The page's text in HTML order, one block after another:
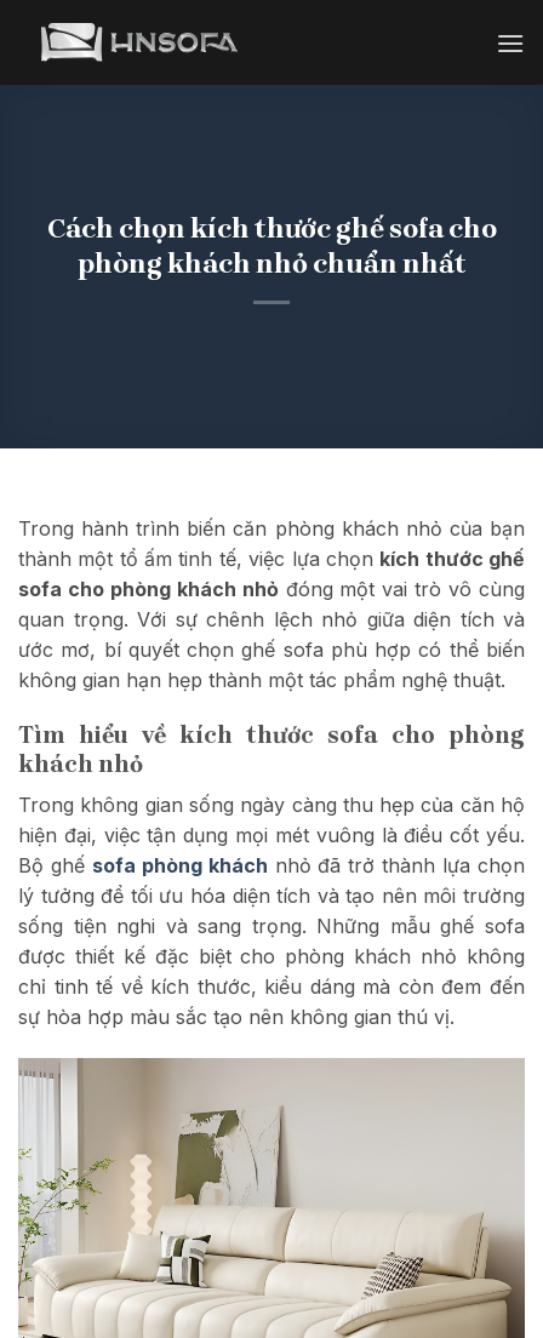
Cách chọn kích thước ghế sofa cho
phòng khách nhỏ chuẩn nhất
Trong hành trình biến căn phòng khách nhỏ của bạn
thành một tổ ấm tinh tế, việc lựa chọn kích thước ghế
sofa cho phòng khách nhỏđóng một vai trò vô cùng
quan trọng. Với sự chênh lệch nhỏ giữa diện tích và
ước mơ, bí quyết chọn ghế sofa phù hợp có thể biến
không gian hạn hẹp thành một tác phẩm nghệ thuật.
Tìm hiểu về kích thước sofa cho phòng
khách nhỏ
Trong không gian sống ngày càng thu hẹp của căn hộ
hiện đại, việc tận dụng mọi mét vuông là điều cốt yếu.
Bộ ghế sofa phòng khách nhỏ đã trở thành lựa chọn
lý tưởng để tối ưu hóa diện tích và tạo nên môi trường
sống tiện nghi và sang trọng. Những mẫu ghế sofa
được thiết kế đặc biệt cho phòng khách nhỏ không
chỉ tinh tế về kích thước, kiểu dáng mà còn đem đến
sự hòa hợp màu sắc tạo nên không gian thú vị.